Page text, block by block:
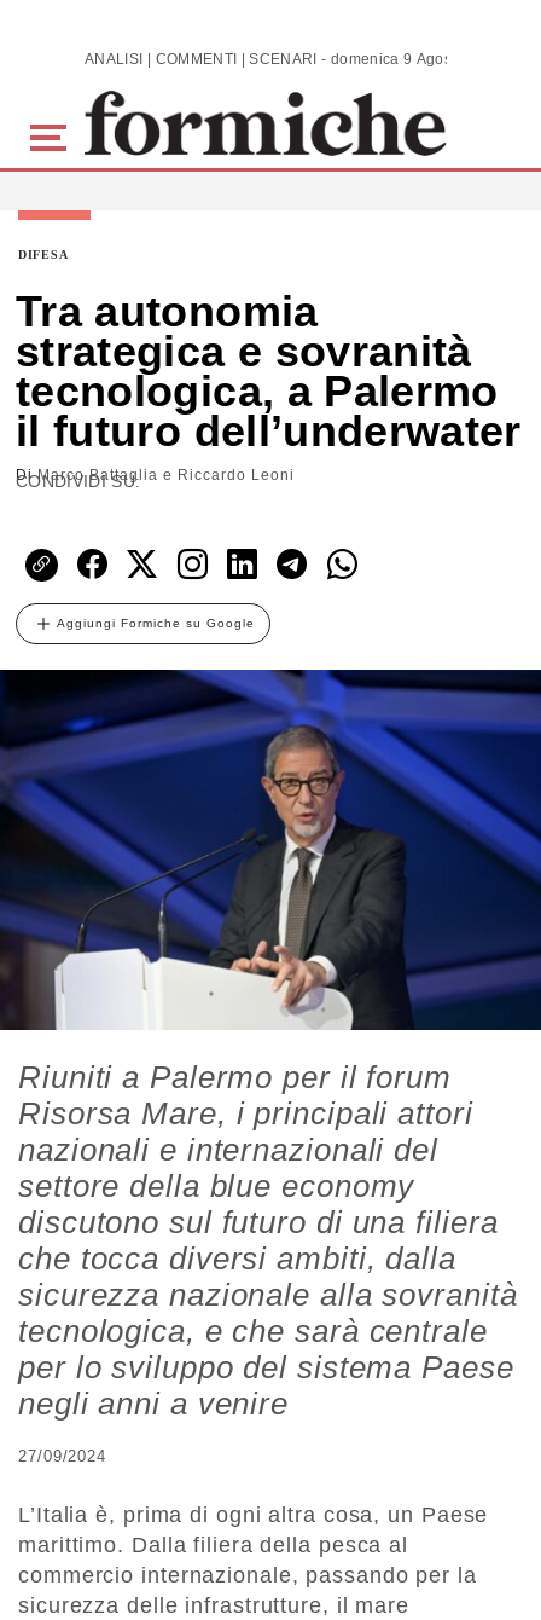
Skip to main content ANALISI | COMMENTI | SCENARI - domenica 9 Agosto 2026
DIFESA
Tra autonomia
strategica e sovranità
tecnologica, a Palermo
il futuro dell’underwater
DiMarco Battaglia e Riccardo Leoni
CONDIVIDI SU:
Aggiungi Formiche su Google
Riuniti a Palermo per il forum
Risorsa Mare, i principali attori
nazionali e internazionali del
settore della blue economy
discutono sul futuro di una filiera
che tocca diversi ambiti, dalla
sicurezza nazionale alla sovranità
tecnologica, e che sarà centrale
per lo sviluppo del sistema Paese
negli anni a venire
27/09/2024
L’Italia è, prima di ogni altra cosa, un Paese
marittimo. Dalla filiera della pesca al
commercio internazionale, passando per la
sicurezza delle infrastrutture, il mare